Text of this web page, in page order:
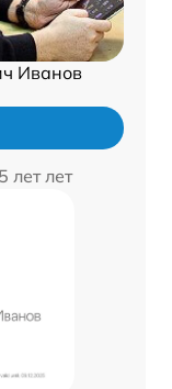
Иванов
5 лет лет